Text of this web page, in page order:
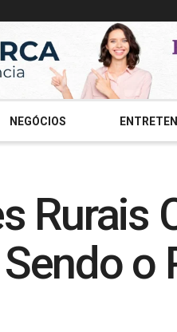
NEGÓCIOS
Rurais
o